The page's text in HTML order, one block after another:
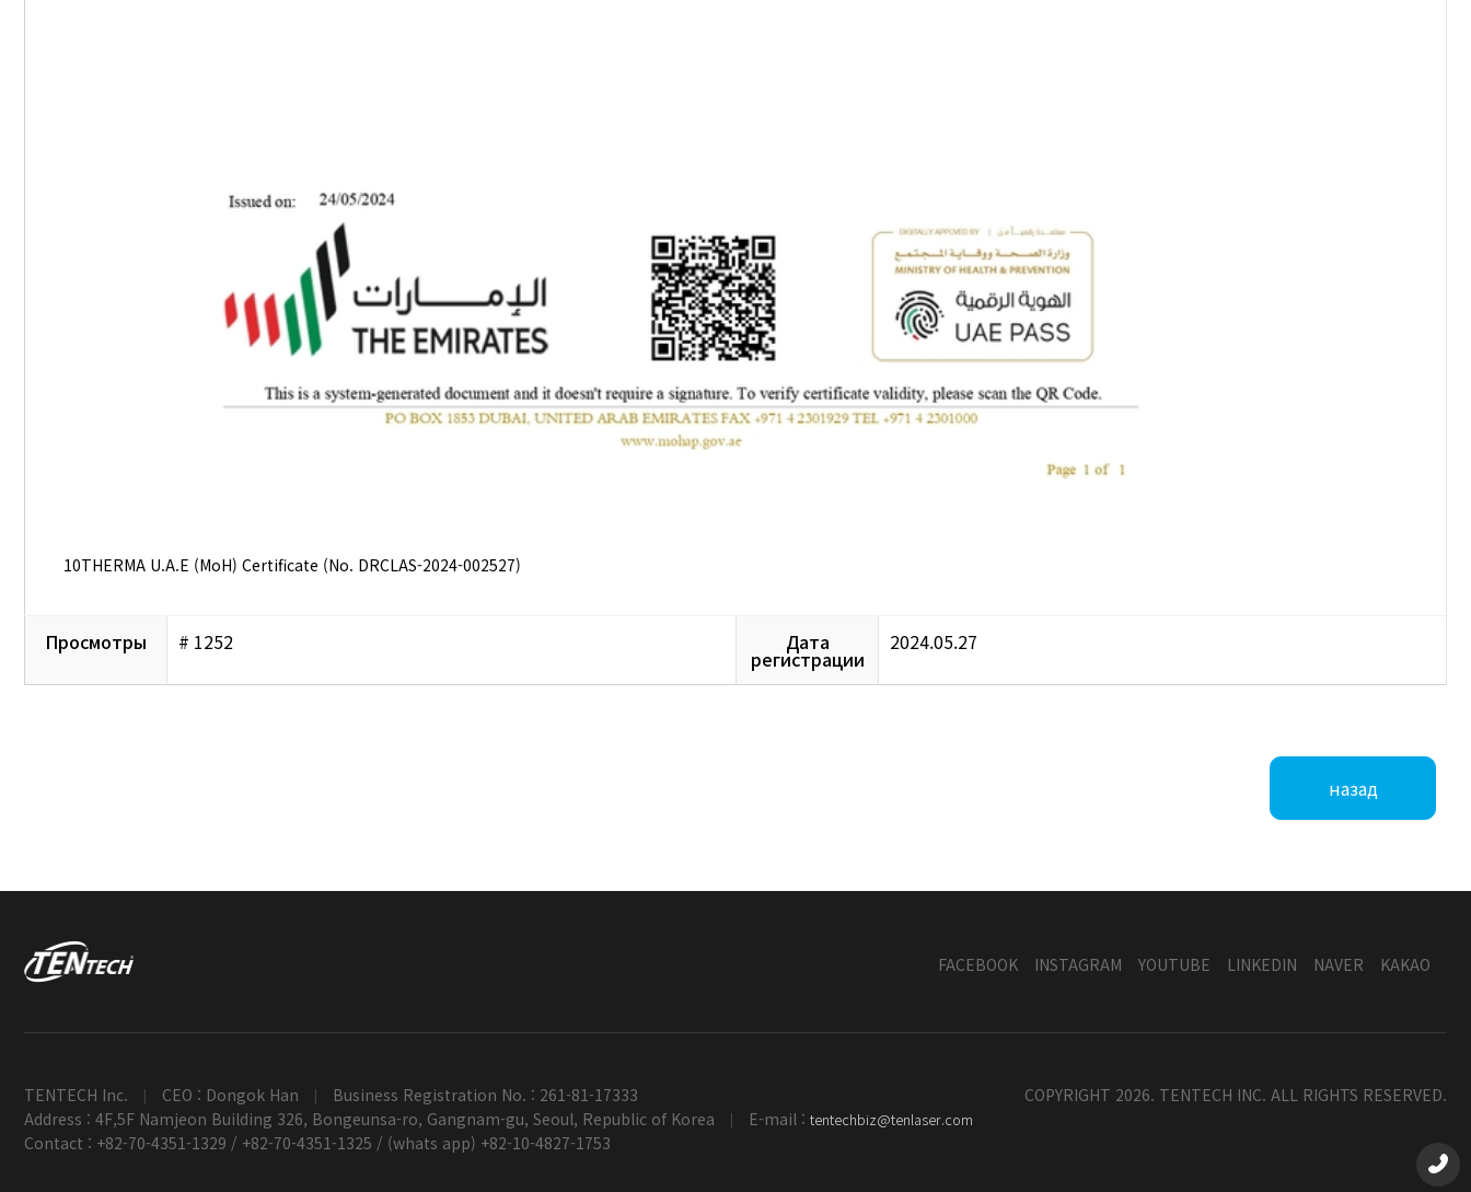
10THERMA U.A.E (MoH) Certificate (No. DRCLAS-2024-002527)
Просмотры # 1252 Дата
регистрации
2024.05.27
назад
FACEBOOK INSTAGRAM YOUTUBE LINKEDIN NAVER KAKAO
TENTECH Inc. | CEO : Dongok Han |
Business Registration No. : 261-81-17333
Address : 4F,5F Namjeon Building 326, Bongeunsa-ro, Gangnam-gu, Seoul, Republic of Korea
| E-mail : tentechbiz@tenlaser.com
Contact : +82-70-4351-1329 / +82-70-4351-1325 / (whats app) +82-10-4827-1753
COPYRIGHT 2026. TENTECH INC. ALL RIGHTS RESERVED.